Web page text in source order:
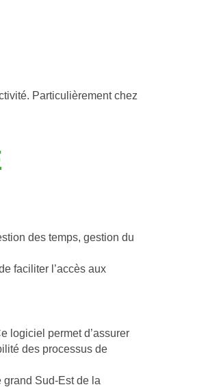
Particulièrement chez
des temps, gestion du
faciliter l’accès aux
logiciel permet d’assurer
des processus de
Sud-Est de la